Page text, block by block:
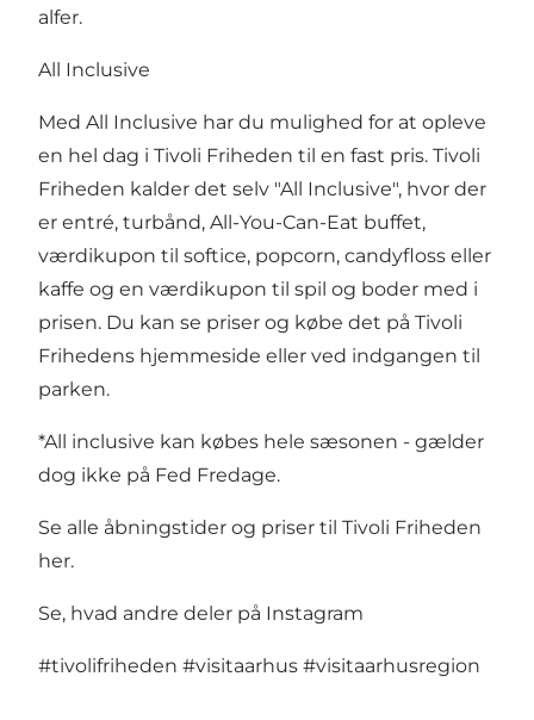
alfer.
All Inclusive
Med All Inclusive har du mulighed for at opleve
en hel dag i Tivoli Friheden til en fast pris. Tivoli
Friheden kalder det selv "All Inclusive", hvor der
er entré, turbånd, All-You-Can-Eat buffet,
værdikupon til softice, popcorn, candyfloss eller
kaffe og en værdikupon til spil og boder med i
prisen. Du kan se priser og købe det på Tivoli
Frihedens hjemmeside eller ved indgangen til
parken.
*All inclusive kan købes hele sæsonen - gælder
dog ikke på Fed Fredage.
Se alle åbningstider og priser til Tivoli Friheden
her.
Se, hvad andre deler på Instagram
#tivolifriheden #visitaarhus #visitaarhusregion